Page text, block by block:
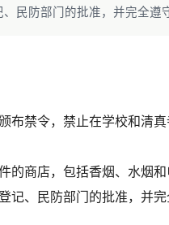
民防部门的批准，并完全遵
布禁令，禁止在学校和清
的商店，包括香烟、水烟
记、民防部门的批准，并